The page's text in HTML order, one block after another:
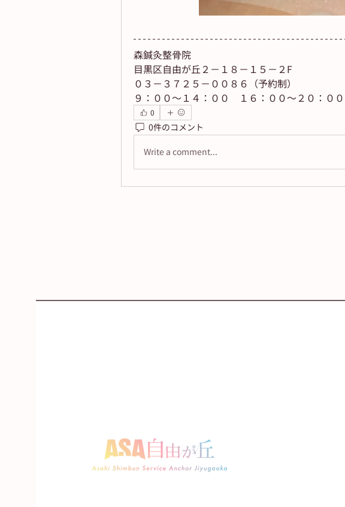
森鍼灸整骨院
目黒区自由が丘２－１８－１５－２F
０３－３７２５－００８６（予約制）
９：００～１４：００　１６：００～２０：００
0
0件のコメント
Write a comment...